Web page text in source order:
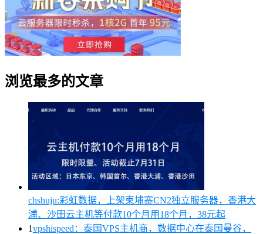
浏览最多的文章
chshuju:彩虹数据，上架柬埔寨CN2独立服务器，香港大
浦、沙田云主机等付款10个月用18个月，38元起
1vpshispeed：泰国VPS主机商，数据中心在泰国曼谷，